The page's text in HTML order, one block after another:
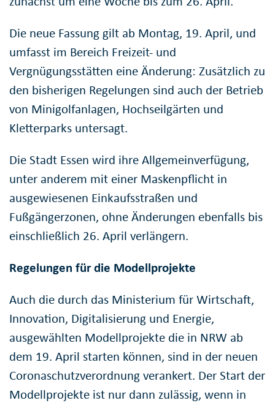
Die neue Fassung gilt ab Montag, 19. April, und
umfasst im Bereich Freizeit- und
Vergnügungsstätten eine Änderung: Zusätzlich zu
den bisherigen Regelungen sind auch der Betrieb
von Minigolfanlagen, Hochseilgärten und
Kletterparks untersagt.
Die Stadt Essen wird ihre Allgemeinverfügung,
unter anderem mit einer Maskenpflicht in
ausgewiesenen Einkaufsstraßen und
Fußgängerzonen, ohne Änderungen ebenfalls bis
einschließlich 26. April verlängern.
Regelungen für die Modellprojekte
Auch die durch das Ministerium für Wirtschaft,
Innovation, Digitalisierung und Energie,
ausgewählten Modellprojekte die in NRW ab
dem 19. April starten können, sind in der neuen
Coronaschutzverordnung verankert. Der Start der
Modellprojekte ist nur dann zulässig, wenn in